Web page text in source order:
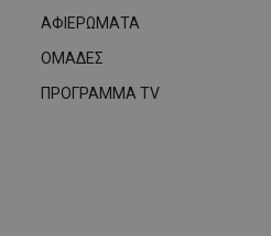
ΑΦΙΕΡΩΜΑΤΑ
ΟΜΑΔΕΣ
ΠΡΟΓΡΑΜΜΑ TV